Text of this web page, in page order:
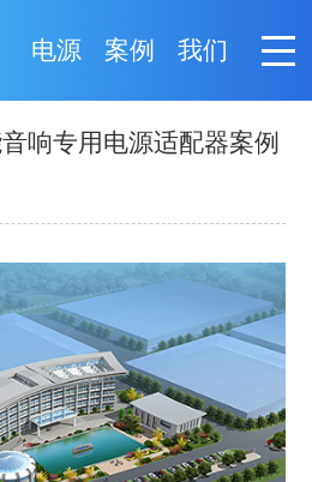
电源 案例 我们
响专用电源适配器案例